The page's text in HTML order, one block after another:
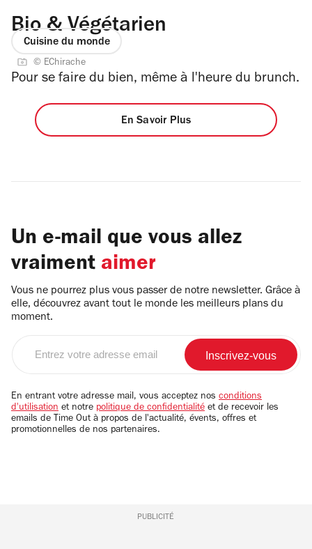
Bio & Végétarien
Cuisine du monde
© EChirache
Pour se faire du bien, même à l'heure du brunch.
En Savoir Plus
Un e-mail que vous allez
vraiment aimer
Vous ne pourrez plus vous passer de notre newsletter. Grâce à
elle, découvrez avant tout le monde les meilleurs plans du
moment.
email
En entrant votre adresse mail, vous acceptez nos conditions
d'utilisation et notre politique de confidentialité et de recevoir les
emails de Time Out à propos de l'actualité, évents, offres et
promotionnelles de nos partenaires.
PUBLICITÉ